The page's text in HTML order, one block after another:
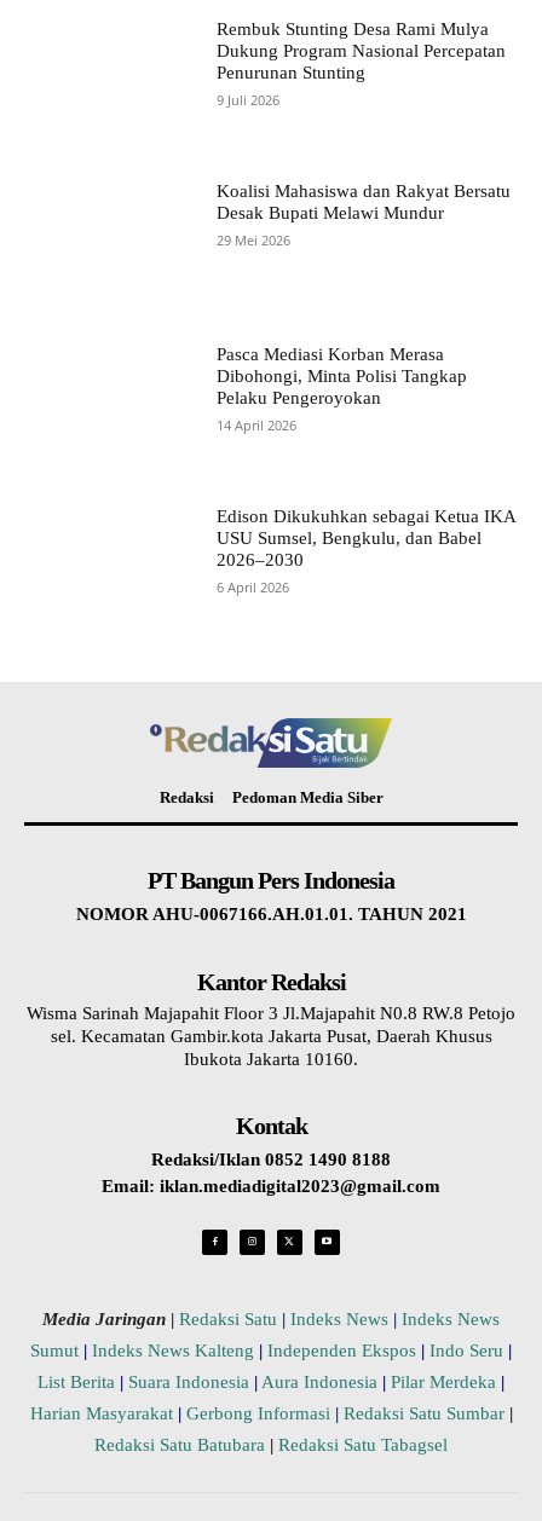
Rembuk Stunting Desa Rami Mulya
Dukung Program Nasional Percepatan
Penurunan Stunting
9 Juli 2026
Koalisi Mahasiswa dan Rakyat Bersatu
Desak Bupati Melawi Mundur
29 Mei 2026
Pasca Mediasi Korban Merasa
Dibohongi, Minta Polisi Tangkap
Pelaku Pengeroyokan
14 April 2026
Edison Dikukuhkan sebagai Ketua IKA
USU Sumsel, Bengkulu, dan Babel
2026–2030
6 April 2026
Redaksi Pedoman Media Siber
PT Bangun Pers Indonesia
NOMOR AHU-0067166.AH.01.01. TAHUN 2021
Kantor Redaksi
Wisma Sarinah Majapahit Floor 3 Jl.Majapahit N0.8 RW.8 Petojo
sel. Kecamatan Gambir.kota Jakarta Pusat, Daerah Khusus
Ibukota Jakarta 10160.
Kontak
Redaksi/Iklan 0852 1490 8188
Email: iklan.mediadigital2023@gmail.com
Media Jaringan | Redaksi Satu | Indeks News | Indeks News
Sumut | Indeks News Kalteng | Independen Ekspos | Indo Seru |
List Berita | Suara Indonesia | Aura Indonesia | Pilar Merdeka |
Harian Masyarakat | Gerbong Informasi | Redaksi Satu Sumbar |
Redaksi Satu Batubara | Redaksi Satu Tabagsel